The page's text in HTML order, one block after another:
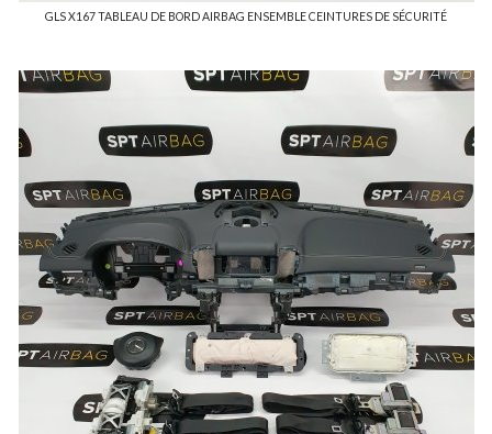
GLS X167 TABLEAU DE BORD AIRBAG ENSEMBLE CEINTURES DE SÉCURITÉ